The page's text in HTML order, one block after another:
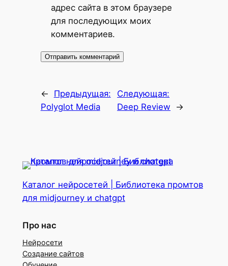
адрес сайта в этом браузере
для последующих моих
комментариев.
←
Предыдущая:
Polyglot Media
Следующая:
Deep Review
→
Каталог нейросетей | Библиотека промтов
для midjourney и chatgpt
Про нас
Нейросети
Создание сайтов